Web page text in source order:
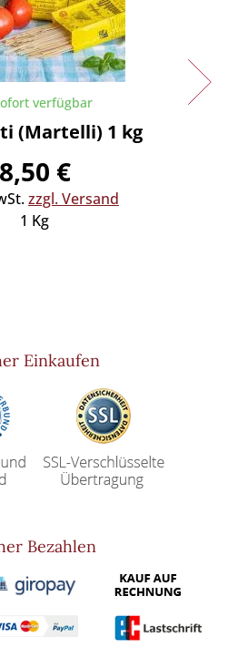
verfügbar
(Martelli) 1 kg
8,50 €
zzgl. Versand
1 Kg
Einkaufen
Bezahlen